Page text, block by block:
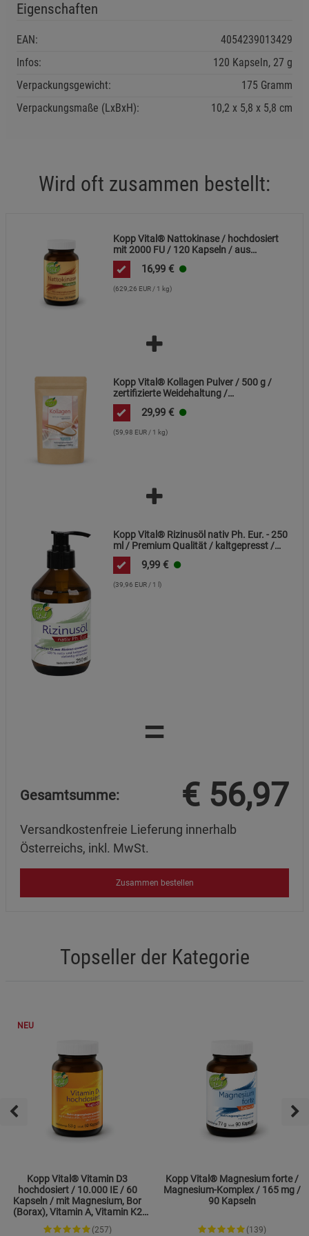
Eigenschaften
EAN:
4054239013429
Infos:
120 Kapseln, 27 g
Verpackungsgewicht:
175 Gramm
Verpackungsmaße (LxBxH):
10,2 5,8 5,8 cm
Wird oft zusammen bestellt:
Kopp Vital® Nattokinase / hochdosiert
mit 2000 FU / 120 Kapseln / aus
fermentierten Sojabohnen / GMO-frei /
vegan
16,99 €
(629,26 EUR / 1 kg)
Kopp Vital® Kollagen Pulver / 500 g /
zertifizierte Weidehaltung /
Kollagenhydrolysat / Kollagenpeptid /
91% Eiweiß
29,99 €
(59,98 EUR / 1 kg)
Kopp Vital® Rizinusöl nativ Ph. Eur. - 250
ml / Premium Qualität / kaltgepresst /
frei von Alkaloiden
9,99 €
(39,96 EUR / 1 l)
=
Gesamtsumme: € 56,97
Versandkostenfreie Lieferung innerhalb
Österreichs, inkl. MwSt.
Zusammen bestellen
Topseller der Kategorie
NEU
Kopp Vital® Vitamin D3
hochdosiert / 10.000 IE / 60
Kapseln / mit Magnesium, Bor
(Borax), Vitamin A, Vitamin K2
und Zink
(257)
Kopp Vital® Magnesium forte /
Magnesium-Komplex / 165 mg /
90 Kapseln
(139)
Beschreibung Statistik Cookies
Marketing Cookies (3) Marketing Cookies
Beschreibung Marketing Cookies